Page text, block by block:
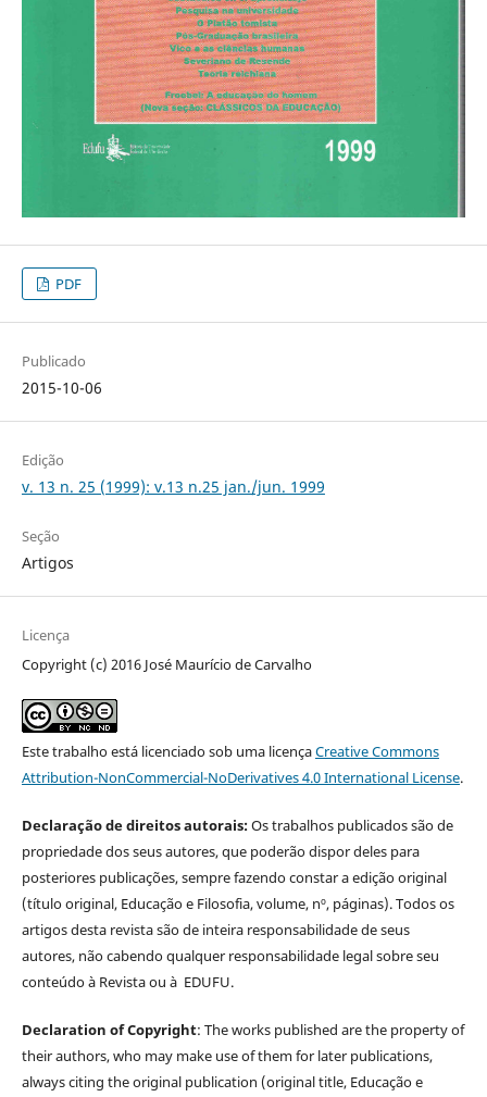
PDF
Publicado
2015-10-06
Edição
v. 13 n. 25 (1999): v.13 n.25 jan./jun. 1999
Seção
Artigos
Licença
Copyright (c) 2016 José Maurício de Carvalho
Este trabalho está licenciado sob uma licençaCreative Commons
Attribution-NonCommercial-NoDerivatives 4.0 International License.
Declaração de direitos autorais:Os trabalhos publicados são de
propriedade dos seus autores, que poderão dispor deles para
posteriores publicações, sempre fazendo constar a edição original
(título original, Educação e Filosofia, volume, nº, páginas). Todos os
artigos desta revista são de inteira responsabilidade de seus
autores, não cabendo qualquer responsabilidade legal sobre seu
conteúdo à Revista ou à EDUFU.
Declaration of Copyright: The works published are the property of
their authors, who may make use of them for later publications,
always citing the original publication (original title, Educação e